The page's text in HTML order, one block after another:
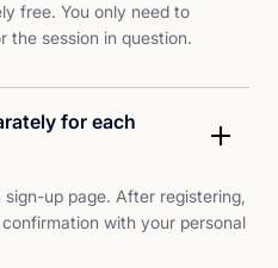
free. You only need to
the session in question.
for each
up page. After registering,
with your personal